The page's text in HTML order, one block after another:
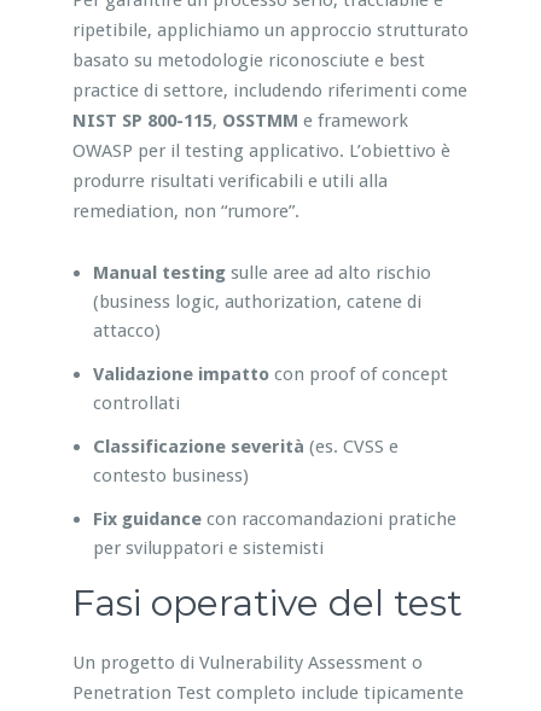
ripetibile, applichiamo un approccio strutturato
basato su metodologie riconosciute e best
practice di settore, includendo riferimenti come
NIST SP 800-115, OSSTMM e framework
OWASP per il testing applicativo. L’obiettivo è
produrre risultati verificabili e utili alla
remediation, non “rumore”.
Manual testingsulle aree ad alto rischio
(business logic, authorization, catene di
attacco)
Validazione impattocon proof of concept
controllati
Classificazione severità (es. CVSS e
contesto business)
Fix guidancecon raccomandazioni pratiche
per sviluppatori e sistemisti
Fasi operative del test
Un progetto di Vulnerability Assessment o
Penetration Test completo include tipicamente